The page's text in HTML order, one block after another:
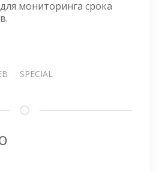
мониторинга срока
SPECIAL